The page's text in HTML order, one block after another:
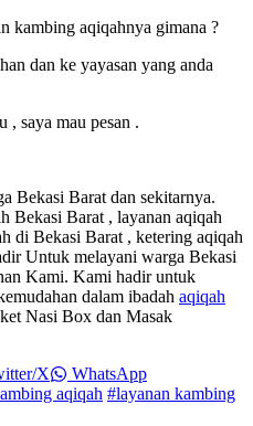
kambing aqiqahnya gimana ?
dan ke yayasan yang anda
, saya mau pesan .
Bekasi Barat dan sekitarnya.
Bekasi Barat , layanan aqiqah
di Bekasi Barat , ketering aqiqah
Untuk melayani warga Bekasi
Kami. Kami hadir untuk
dalam ibadah aqiqah
Nasi Box dan Masak
X
WhatsApp
aqiqah #layanan kambing